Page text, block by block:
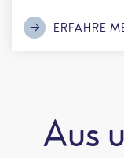
ERFAHRE
Aus